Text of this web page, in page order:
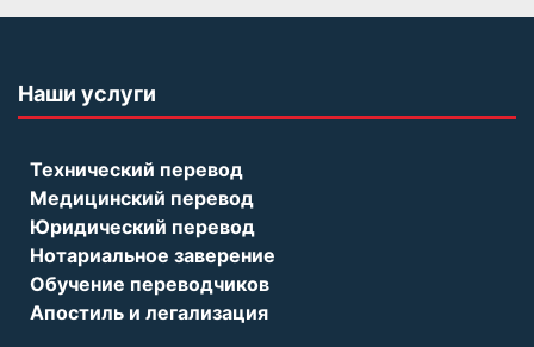
Наши услуги
Технический перевод
Медицинский перевод
Юридический перевод
Нотариальное заверение
Обучение переводчиков
Апостиль и легализация